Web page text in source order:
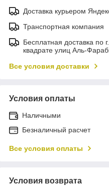
Доставка курьером
Транспортная компания
Бесплатная доставка по
квадрате улиц Аль-
Все условия доставки
Условия оплаты
Наличными
Безналичный расчет
Все условия оплаты
Условия возврата